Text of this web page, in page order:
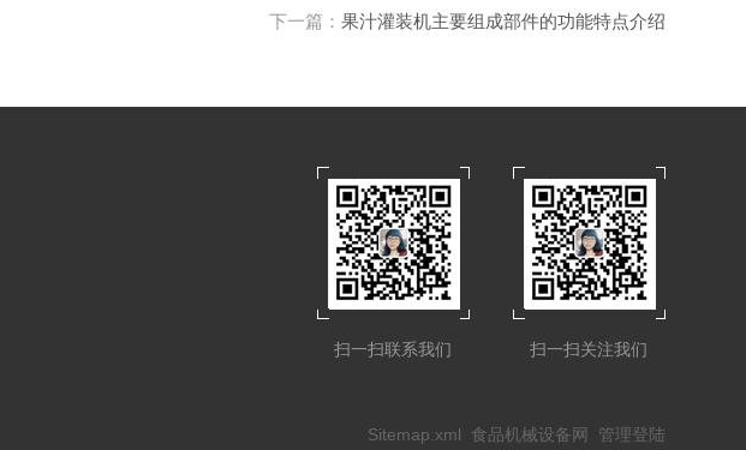
下一篇： 果汁灌装机主要组成部件的功能特点介绍
扫一扫关注我们
扫一扫联系我们
Sitemap.xml 食品机械设备网 管理登陆